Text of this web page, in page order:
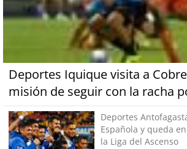
Deportes Iquique visita a
misión de seguir con la racha
Deportes
Española y queda en el tercer
la Liga del Ascenso